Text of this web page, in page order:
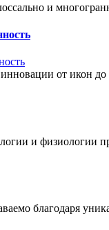
и
от икон до
и физиологии
благодаря